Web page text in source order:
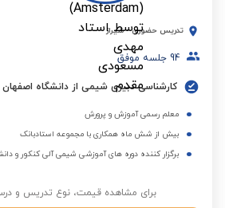
تدریس حضوری - شیراز
94 جلسه موفق
کارشناسی دبیری شیمی از دانشگاه اصفهان
معلم رسمی آموزش و پرورش
بیش از شش ماه همکاری با مجموعه استادبانک
برگزار کننده دوره های آموزشی شیمی آلی کنکور و
برای مشاهده قیمت، نوع تدریس و درس